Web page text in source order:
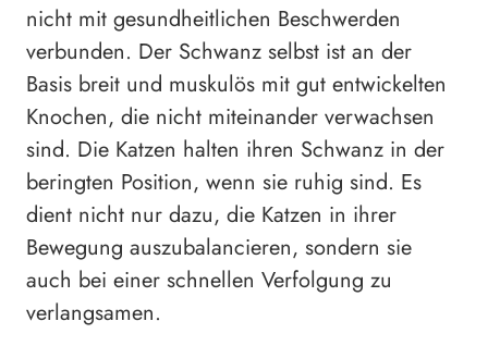
nicht mit gesundheitlichen Beschwerden
verbunden. Der Schwanz selbst ist an der
Basis breit und muskulös mit gut entwickelten
Knochen, die nicht miteinander verwachsen
sind. Die Katzen halten ihren Schwanz in der
beringten Position, wenn sie ruhig sind. Es
dient nicht nur dazu, die Katzen in ihrer
Bewegung auszubalancieren, sondern sie
auch bei einer schnellen Verfolgung zu
verlangsamen.